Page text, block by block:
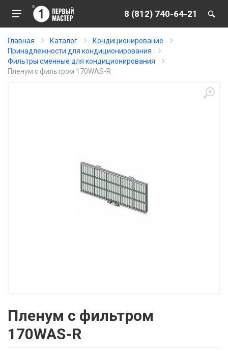
8 (812) 740-64-21
Главная Каталог
Кондиционирование
Принадлежности для кондиционирования
Фильтры сменные для кондиционирования
Пленум с фильтром 170WAS-R
Пленум с фильтром
170WAS-R